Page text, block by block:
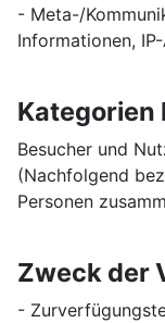
- Meta-/
Informationen,
Kategorien
Besucher und
(Nachfolgend
Personen
Zweck der
-